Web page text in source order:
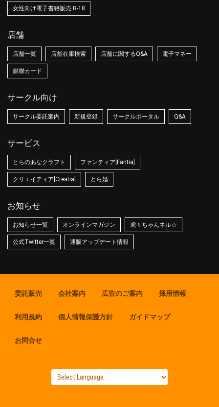
女性向け電子書籍販売 R-18
店舗
店舗一覧 店舗在庫検索 店舗に関するQ&A 電子マネー
銀聯カード
サークル向け
サークル委託案内 新規登録 サークルポータル Q&A
サービス
とらのあなクラフト ファンティア[Fantia]
クリエイティア[Creatia] とら婚
お知らせ
お知らせ一覧 オンラインマガジン 虎々ちゃんネル☆
公式Twitter一覧 通販アップデート情報
委託販売 会社案内 広告のご案内 採用情報
利用規約 個人情報保護方針 ガイドマップ
お問合せ